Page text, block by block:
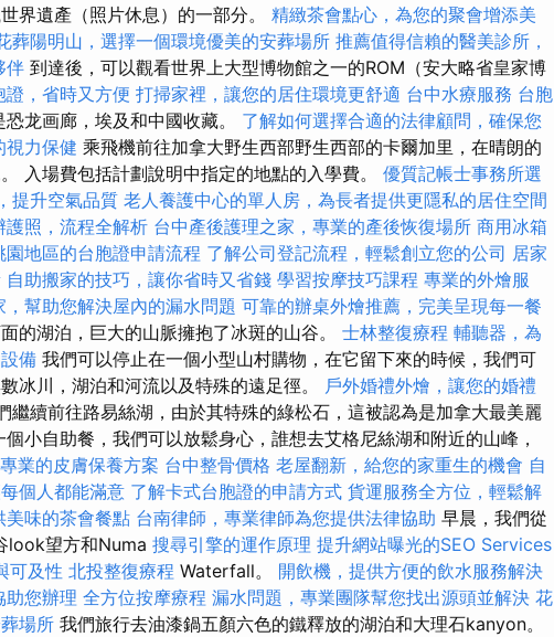
界遺產（照片休息）的一部分。 精緻茶會點心，為您的聚會增添美
葬陽明山，選擇一個環境優美的安葬場所 推薦值得信賴的醫美診所，
伴 到達後，可以觀看世界上大型博物館之一的ROM（安大略省皇家博
，省時又方便 打掃家裡，讓您的居住環境更舒適 台中水療服務 台胞
龙画廊，埃及和中國收藏。 了解如何選擇合適的法律顧問，確保您
視力保健 乘飛機前往加拿大野生西部野生西部的卡爾加里，在晴朗的
入場費包括計劃說明中指定的地點的入學費。 優質記帳士事務所選
提升空氣品質 老人養護中心的單人房，為長者提供更隱私的居住空間
護照，流程全解析 台中產後護理之家，專業的產後恢復場所 商用冰箱
園地區的台胞證申請流程 了解公司登記流程，輕鬆創立您的公司 居家
自助搬家的技巧，讓你省時又省錢 學習按摩技巧課程 專業的外燴服
，幫助您解決屋內的漏水問題 可靠的辦桌外燴推薦，完美呈現每一餐
的湖泊，巨大的山脈擁抱了冰斑的山谷。 士林整復療程 輔聽器，為
備 我們可以停止在一個小型山村購物，在它留下來的時候，我們可
冰川，湖泊和河流以及特殊的遠足徑。 戶外婚禮外燴，讓您的婚禮
繼續前往路易絲湖，由於其特殊的綠松石，這被認為是加拿大最美麗
小自助餐，我們可以放鬆身心，誰想去艾格尼絲湖和附近的山峰，
業的皮膚保養方案 台中整骨價格 老屋翻新，給您的家重生的機會 自
個人都能滿意 了解卡式台胞證的申請方式 貨運服務全方位，輕鬆解
美味的茶會餐點 台南律師，專業律師為您提供法律協助 早晨，我們從
look望方和Numa 搜尋引擎的運作原理 提升網站曝光的SEO Services
可及性 北投整復療程 Waterfall。 開飲機，提供方便的飲水服務解決
助您辦理 全方位按摩療程 漏水問題，專業團隊幫您找出源頭並解決 花
場所 我們旅行去油漆鍋五顏六色的鐵釋放的湖泊和大理石kanyon。